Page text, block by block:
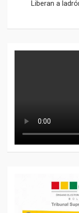
Liberan a